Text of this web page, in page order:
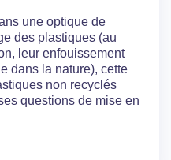
une optique de
des plastiques (au
leur enfouissement
dans la nature), cette
non recyclés
questions de mise en